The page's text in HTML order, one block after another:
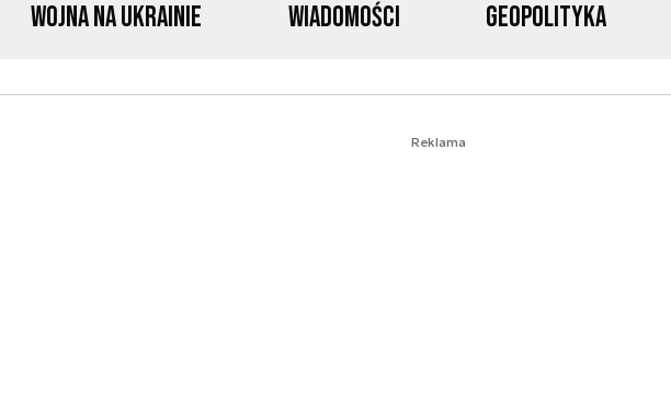
Wojna na Ukrainie Wiadomości Geopolityka
Reklama